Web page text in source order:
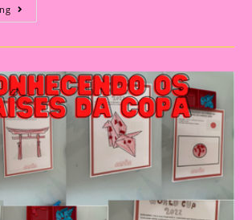
Conhecendo
Os
Da
Mudo
(Estados
Unidos)